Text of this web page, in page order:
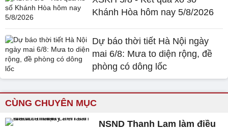
Khánh Hòa hôm nay 5/8/2026
Dự báo thời tiết Hà Nội ngày
mai 6/8: Mưa to diện rộng, đề
phòng có dông lốc
CÙNG CHUYÊN MỤC
NSND Thanh Lam làm điều